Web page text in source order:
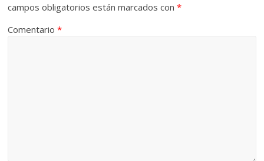
campos obligatorios están marcados con*
Comentario*